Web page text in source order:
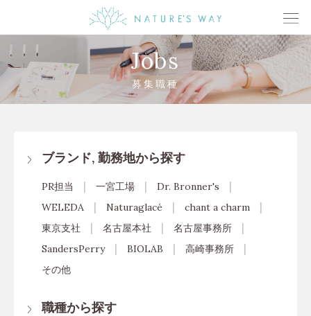
Jobs
募集職種
ブランド, 勤務地から探す
PR担当 一宮工場
Dr. Bronner's
WELEDA
Naturaglacé
chant a charm
東京支社
名古屋本社
名古屋事務所
SandersPerry
BIOLAB
高崎事務所
その他
職種から探す